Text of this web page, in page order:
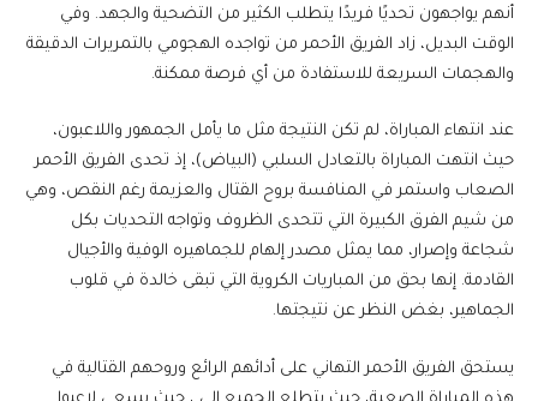
أنهم يواجهون تحديًا فريدًا يتطلب الكثير من التضحية والجهد. وفي
الوقت البديل، زاد الفريق الأحمر من تواجده الهجومي بالتمريرات الدقيقة
والهجمات السريعة للاستفادة من أي فرصة ممكنة.
عند انتهاء المباراة، لم تكن النتيجة مثل ما يأمل الجمهور واللاعبون،
حيث انتهت المباراة بالتعادل السلبي (البياض)، إذ تحدى الفريق الأحمر
الصعاب واستمر في المنافسة بروح القتال والعزيمة رغم النقص، وهي
من شيم الفرق الكبيرة التي تتحدى الظروف وتواجه التحديات بكل
شجاعة وإصرار، مما يمثل مصدر إلهام للجماهيره الوفية والأجيال
القادمة. إنها بحق من المباريات الكروية التي تبقى خالدة في قلوب
الجماهير، بغض النظر عن نتيجتها.
يستحق الفريق الأحمر التهاني على أدائهم الرائع وروحهم القتالية في